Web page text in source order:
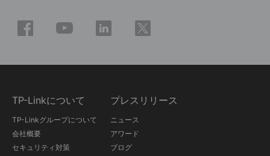
TP-Linkについて
TP-Linkグループについて
会社概要
セキュリティ対策
プレスリリース
ニュース
アワード
ブログ